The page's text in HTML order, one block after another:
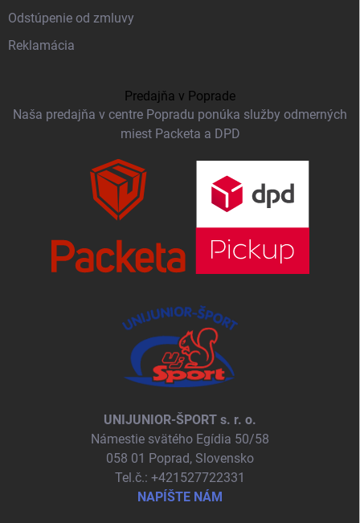
Odstúpenie od zmluvy
Reklamácia
Predajňa v Poprade
Naša predajňa v centre Popradu ponúka služby odmerných
miest Packeta a DPD
UNIJUNIOR-ŠPORT s. r. o.
Námestie svätého Egídia 50/58
058 01 Poprad, Slovensko
Tel.č.: +421527722331
NAPÍŠTE NÁM